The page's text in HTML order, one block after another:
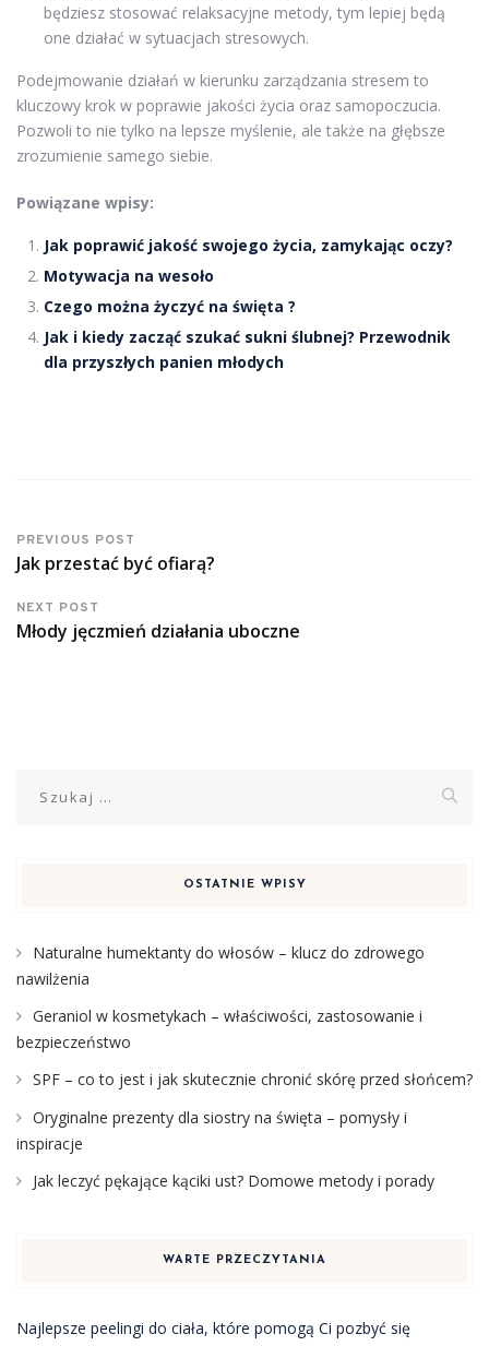
będziesz stosować relaksacyjne metody, tym lepiej będą
one działać w sytuacjach stresowych.
Podejmowanie działań w kierunku zarządzania stresem to
kluczowy krok w poprawie jakości życia oraz samopoczucia.
Pozwoli to nie tylko na lepsze myślenie, ale także na głębsze
zrozumienie samego siebie.
Powiązane wpisy:
Jak poprawić jakość swojego życia, zamykając oczy?
Motywacja na wesoło
Czego można życzyć na święta ?
Jak i kiedy zacząć szukać sukni ślubnej? Przewodnik
dla przyszłych panien młodych
PREVIOUS POST
Jak przestać być ofiarą?
NEXT POST
Młody jęczmień działania uboczne
OSTATNIE WPISY
Naturalne humektanty do włosów – klucz do zdrowego
nawilżenia
Geraniol w kosmetykach – właściwości, zastosowanie i
bezpieczeństwo
SPF – co to jest i jak skutecznie chronić skórę przed słońcem?
Oryginalne prezenty dla siostry na święta – pomysły i
inspiracje
Jak leczyć pękające kąciki ust? Domowe metody i porady
WARTE PRZECZYTANIA
Najlepsze peelingi do ciała, które pomogą Ci pozbyć się